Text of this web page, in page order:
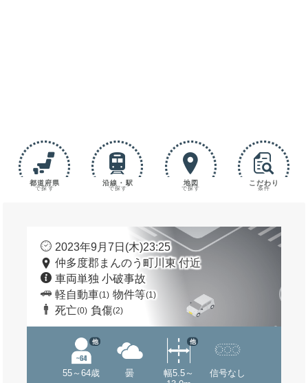
都道府県
で探す
沿線・駅
で探す
地図
で探す
こだわり
条件
2023年9月7日(木)23:25
仲多度郡まんのう町川東 付近
車両単独 小破事故
軽自動車(1) 物件等(1)
死亡(0) 負傷(2)
55～64歳
他
曇
幅5.5～
他
信号なし